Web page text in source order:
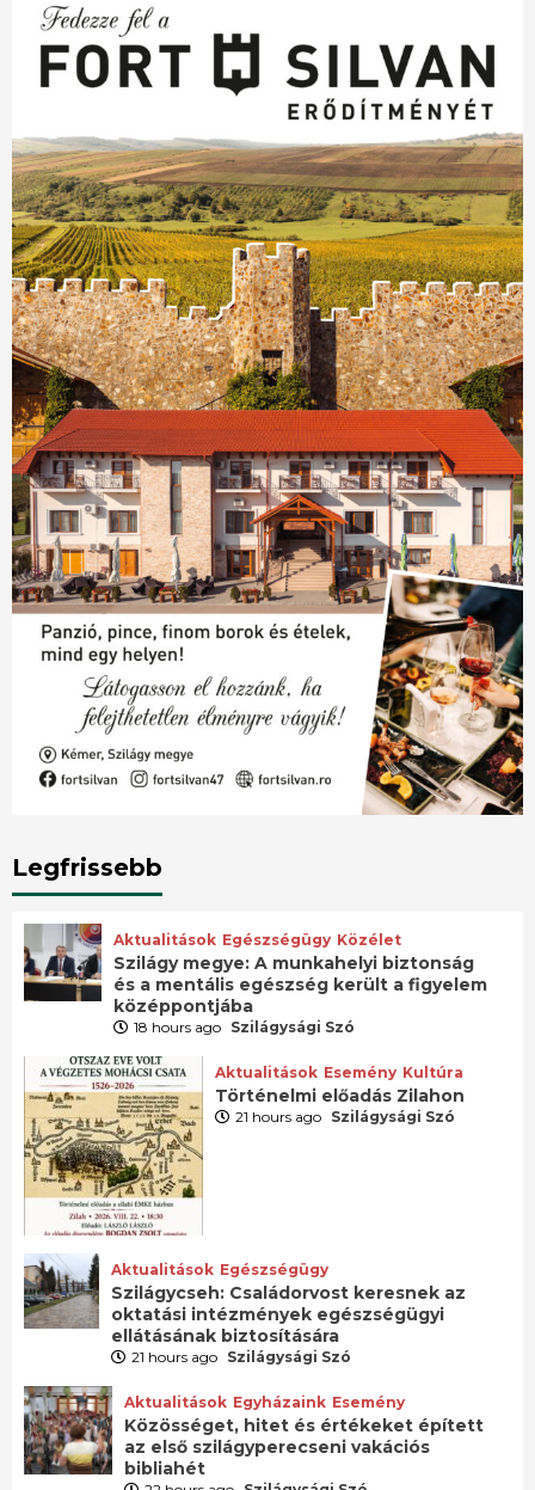
Legfrissebb
Aktualitások Egészségügy Közélet
Szilágy megye: A munkahelyi biztonság
és a mentális egészség került a figyelem
középpontjába
18 hours ago Szilágysági Szó
Aktualitások Esemény Kultúra
Történelmi előadás Zilahon
21 hours ago Szilágysági Szó
Aktualitások Egészségügy
Szilágycseh: Családorvost keresnek az
oktatási intézmények egészségügyi
ellátásának biztosítására
21 hours ago Szilágysági Szó
Aktualitások Egyházaink Esemény
Közösséget, hitet és értékeket épített
az első szilágyperecseni vakációs
bibliahét